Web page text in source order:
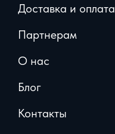
Доставка и оплата
Партнерам
О нас
Блог
Контакты